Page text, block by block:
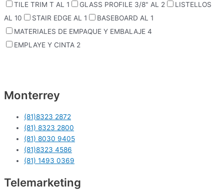
TILE TRIM T AL 1 GLASS PROFILE 3/8" AL 2
LISTELLOS
AL 10 STAIR EDGE AL 1 BASEBOARD AL 1
MATERIALES DE EMPAQUE Y EMBALAJE 4
EMPLAYE Y CINTA 2
Monterrey
(81)8323 2872
(81) 8323 2800
(81) 8030 9405
(81)8323 4586
(81) 1493 0369
Telemarketing